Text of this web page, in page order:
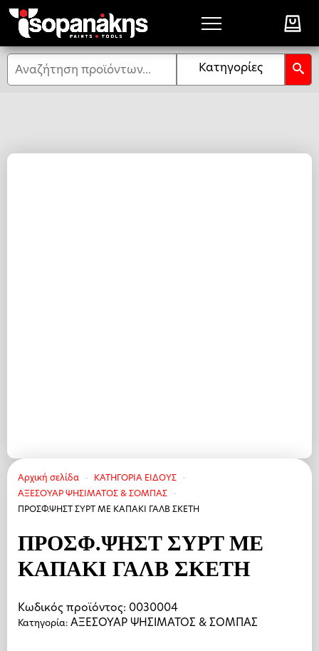
Αναζήτηση Κατηγορίες
Αρχική σελίδα
ΚΑΤΗΓΟΡΙΑ ΕΙΔΟΥΣ
ΑΞΕΣΟΥΑΡ ΨΗΣΙΜΑΤΟΣ & ΣΟΜΠΑΣ
ΠΡΟΣΦ.ΨΗΣΤ ΣΥΡΤ ΜΕ ΚΑΠΑΚΙ ΓΑΛΒ ΣΚΕΤΗ
ΠΡΟΣΦ.ΨΗΣΤ ΣΥΡΤ ΜΕ
ΚΑΠΑΚΙ ΓΑΛΒ ΣΚΕΤΗ
Κωδικός προϊόντος: 0030004
Κατηγορία: ΑΞΕΣΟΥΑΡ ΨΗΣΙΜΑΤΟΣ & ΣΟΜΠΑΣ